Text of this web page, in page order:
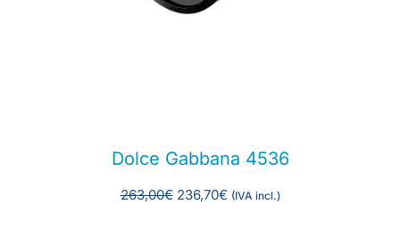
Dolce Gabbana 4536
263,00€ 236,70€ (IVA incl.)